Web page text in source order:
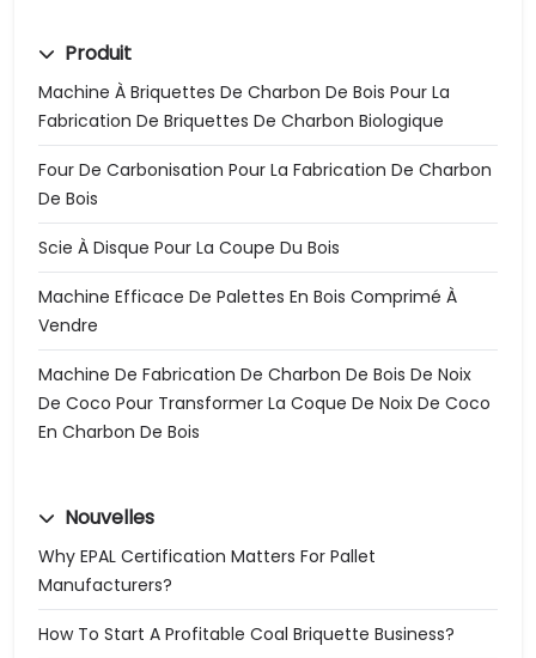
Produit
Machine À Briquettes De Charbon De Bois Pour La
Fabrication De Briquettes De Charbon Biologique
Four De Carbonisation Pour La Fabrication De Charbon
De Bois
Scie À Disque Pour La Coupe Du Bois
Machine Efficace De Palettes En Bois Comprimé À
Vendre
Machine De Fabrication De Charbon De Bois De Noix
De Coco Pour Transformer La Coque De Noix De Coco
En Charbon De Bois
Nouvelles
Why EPAL Certification Matters For Pallet
Manufacturers?
How To Start A Profitable Coal Briquette Business?